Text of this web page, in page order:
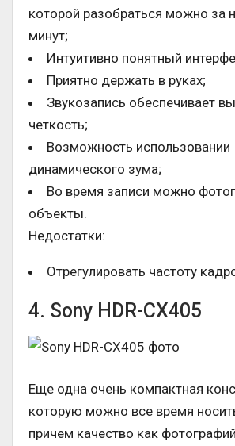
которой разобраться можно за
минут;
Интуитивно понятный
Приятно держать в руках;
Звукозапись обеспечивает
четкость;
Возможность использовании
динамического зума;
Во время записи можно
объекты.
Недостатки:
Отрегулировать частоту
4. Sony HDR-CX405
Еще одна очень компактная
которую можно все время
причем качество как